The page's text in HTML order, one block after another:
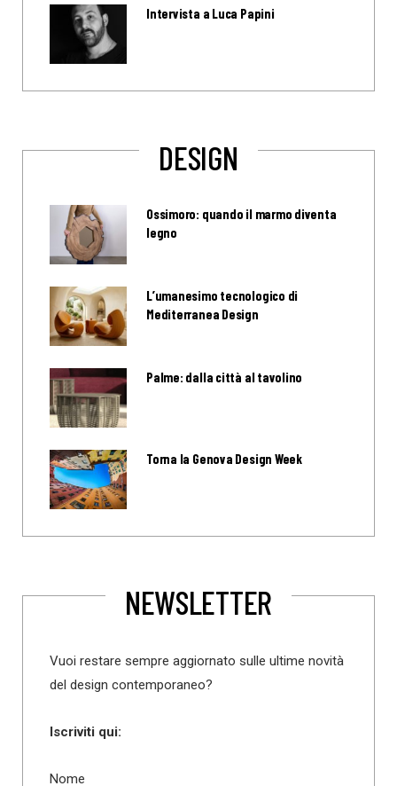
Intervista a Luca Papini
DESIGN
Ossimoro: quando il marmo diventa
legno
L’umanesimo tecnologico di
Mediterranea Design
Palme: dalla città al tavolino
Torna la Genova Design Week
NEWSLETTER
Vuoi restare sempre aggiornato sulle ultime novità
del design contemporaneo?
Iscriviti qui:
Nome